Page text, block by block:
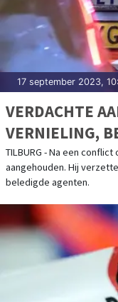
17 september 2023,
VERDACHTE
VERNIELING,
TILBURG - Na een
aangehouden. Hij
beledigde agenten.